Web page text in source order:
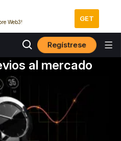
Web3! GET
Regístrese
al mercado